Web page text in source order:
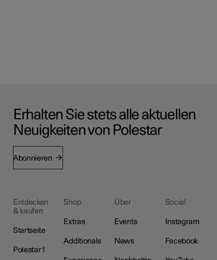
Erhalten Sie stets alle aktuellen
Neuigkeiten von Polestar
Abonnieren
Entdecken
& kaufen
Startseite
Polestar 1
Shop
Extras
Additionals
Über
Events
News
Social
Instagram
Facebook